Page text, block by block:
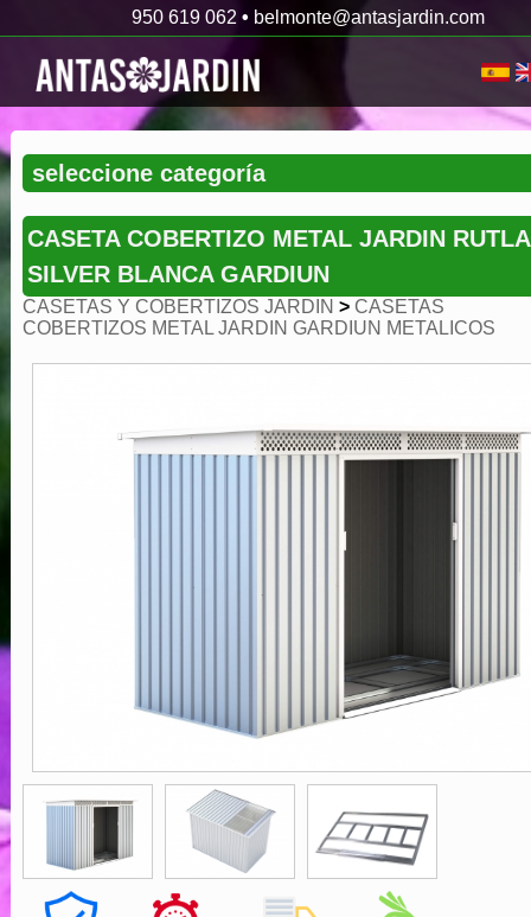
950 619 062 • belmonte@antasjardin.com
CASETA COBERTIZO METAL JARDIN
SILVER BLANCA GARDIUN
CASETAS Y COBERTIZOS JARDIN > CASETAS
COBERTIZOS METAL JARDIN GARDIUN METALICOS